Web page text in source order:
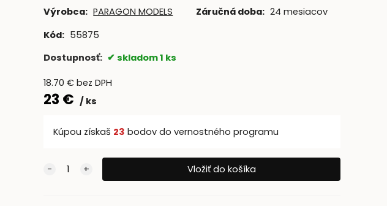
Výrobca: PARAGON MODELS Záručná doba: 24 mesiacov
Kód: 55875
Dostupnosť:
skladom 1 ks
18.70 €bez DPH
23 € ks
Kúpou získaš 23 bodov do vernostného programu